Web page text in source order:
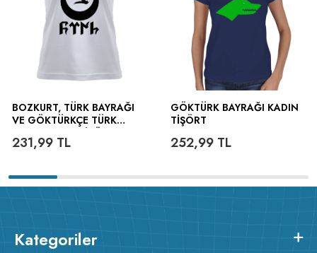
BOZKURT, TÜRK BAYRAĞI
VE GÖKTÜRKÇE TÜRK
231,99 TL
GÖKTÜRK BAYRAĞI KADIN
TIŞÖRT
252,99TL
Kategoriler